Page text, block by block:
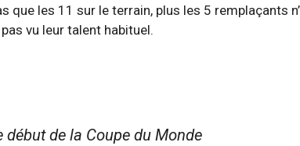
que les 11 sur le terrain, plus les 5 remplaçants
vu leur talent habituel.
début de la Coupe du Monde